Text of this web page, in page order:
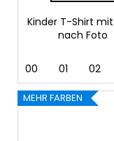
Kinder T-Shirt
nach Foto
00 01 02
MEHR FARBEN